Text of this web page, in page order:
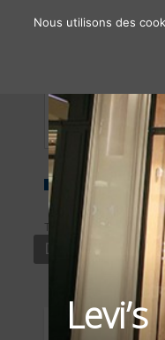
À
TYPE
DISPLAY PRINT
Levi’s
Nous utilisons des